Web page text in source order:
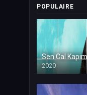
POPULAIRE
Sen Cal
2020